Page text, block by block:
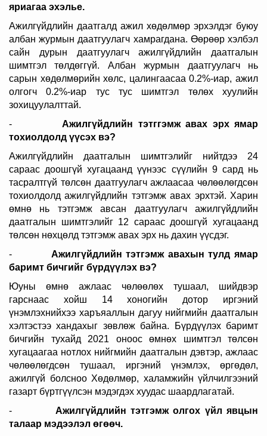
яриагаа эхэлье.
Ажилгүйдлийн даатгалд ажил хөдөлмөр эрхэлдэг буюу
албан журмын даатгуулагч хамрагдана. Өөрөөр хэлбэл
сайн дурын даатгуулагч ажилгүйдлийн даатгалын
шимтгэл төлдөггүй. Албан журмын даатгуулагч нь
сарын хөдөлмөрийн хөлс, цалингаасаа 0.2%-иар, ажил
олгогч 0.2%-иар тус тус шимтгэл төлөх хуулийн
зохицуулалттай.
-
Ажилгүйдлийн тэтггэмж авах эрх ямар
тохиолдолд үүсэх вэ?
Ажилгүйдлийн даатгалын шимтгэлийг нийтдээ 24
сараас доошгүй хугацаанд үүнээс сүүлийн 9 сард нь
тасралтгүй төлсөн даатгуулагч ажлаасаа чөлөөлөгдсөн
тохиолдолд ажилгүйдлийн тэтгэмж авах эрхтэй. Харин
өмнө нь тэтгэмж авсан даатгуулагч ажилгүйдлийн
даатгалын шимтгэлийг 12 сараас доошгүй хугацаанд
төлсөн нөхцөлд тэтгэмж авах эрх нь дахин үүсдэг.
- Ажилгүйдлийн тэтгэмж авахын тулд ямар
баримт бичгийг бүрдүүлэх вэ?
Юуны өмнө ажлаас чөлөөлөх тушаал, шийдвэр
гарснаас хойш 14 хоногийн дотор иргэний
үнэмлэхнийхээ харъяаллын дагуу нийгмийн даатгалын
хэлтэстээ хандахыг зөвлөж байна. Бүрдүүлэх баримт
бичгийн тухайд 2021 оноос өмнөх шимтгэл төлсөн
хугацаагаа нотлох нийгмийн даатгалын дэвтэр, ажлаас
чөлөөлөгдсөн тушаал, иргэний үнэмлэх, өргөдөл,
ажилгүй болсноо Хөдөлмөр, халамжийн үйлчилгээний
газарт бүртгүүлсэн мэдэгдэх хуудас шаардлагатай.
-
Ажилгүйдлийн тэтгэмж олгох үйл явцын
талаар мэдээлэл өгөөч.